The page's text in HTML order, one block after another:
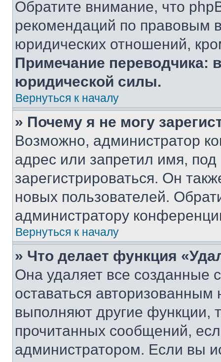
Обратите внимание, что
рекомендаций по правовым
юридических отношений,
Примечание переводчика:
юридической силы.
Вернуться к началу
» Почему я не могу
Возможно, администратор
адрес или запретил имя,
зарегистрироваться. Он
новых пользователей.
администратору
Вернуться к началу
» Что делает функция
Она удаляет все созданные
оставаться
выполняют другие функции,
прочитанных сообщений,
администратором. Если вы